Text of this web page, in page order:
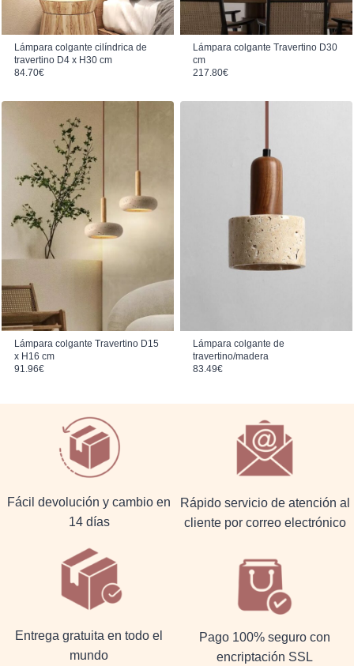
Lámpara colgante cilíndrica de
travertino D4 x H30 cm
84.70€
Lámpara colgante Travertino D30
cm
217.80€
Lámpara colgante Travertino D15
x H16 cm
91.96€
Lámpara colgante de
travertino/madera
83.49€
Fácil devolución y cambio en
14 días
Rápido servicio de atención al
cliente por correo electrónico
Entrega gratuita en todo el
mundo
Pago 100% seguro con
encriptación SSL